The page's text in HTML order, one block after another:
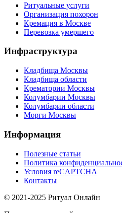
Ритуальные услуги
Организация похорон
Кремация в Москве
Перевозка умершего
Инфраструктура
Кладбища Москвы
Кладбища области
Крематории Москвы
Колумбарии Москвы
Колумбарии области
Морги Москвы
Информация
Полезные статьи
Политика
Условия reCAPTCHA
Контакты
© 2021-2025 Ритуал Онлайн